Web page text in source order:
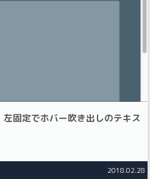
固定でホバー吹き出しのテキス
2018.02.28